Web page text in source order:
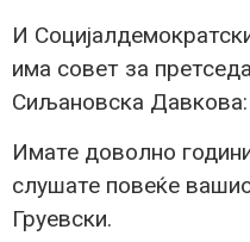
И
има совет за
Сиљановска Давкова:
Имате доволно
слушате повеќе
Груевски.